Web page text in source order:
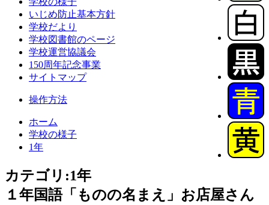
いじめ防止基本方針
学校だより
学校図書館のページ
学校運営協議会
150周年記念事業
サイトマップ
操作方法
ホーム
学校の様子
1年
カテゴリ:1年
１年国語「ものの名まえ」お店屋さん